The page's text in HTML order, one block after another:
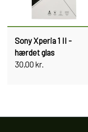
Sony Xperia 1 II -
hærdet glas
30,00 kr.